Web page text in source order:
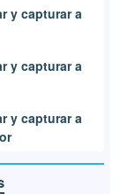
y capturar a
y capturar a
y capturar a